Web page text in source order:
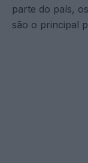
parte do país,
são o principal